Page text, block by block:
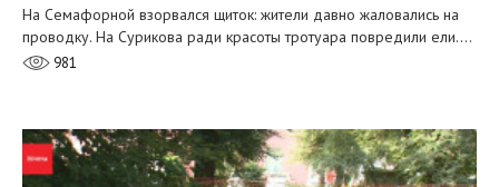
На Семафорной взорвался щиток: жители давно жаловались на
проводку. На Сурикова ради красоты тротуара повредили ели.…
981